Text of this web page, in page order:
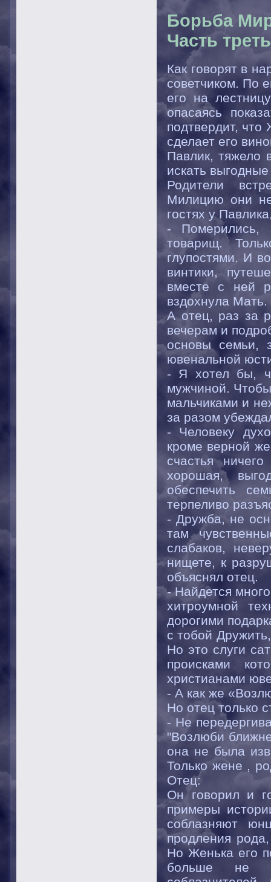
Борьба
Часть
Как говорят в
советчиком. По
его на
опасаясь
подтвердит, что
сделает его
Павлик, тяжело
искать
Родители
Милицию они
гостях у
- Померились,
товарищ.
глупостями. И
винтики,
вместе с ней
вздохнула Мать.
А отец, раз за
вечерам и
основы семьи,
ювенальной
- Я хотел бы,
мужчиной.
мальчиками и
за разом
- Человеку
кроме верной
счастья
хорошая,
обеспечить
терпеливо
- Дружба, не
там
слабаков,
нищете, к
объяснял отец.
- Найдется
хитроумной
дорогими
с тобой
Но это слуги
происками
христианами
- А как же
Но отец только
- Не
"Возлюби
она не была
Только жене ,
Отец:
Он говорил и
примеры
соблазняют
продления
Но Женька его
больше не